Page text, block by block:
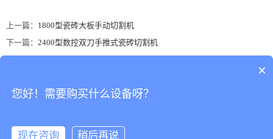
上一篇： 1800型瓷砖大板手动切割机
下一篇： 2400型数控双刀手推式瓷砖切割机
佛山市南海达骏永陶瓷机械有限公司 版权所有
加我微信 :15976688817
×
您好！需要购买什么设备呀？
现在咨询 稍后再说